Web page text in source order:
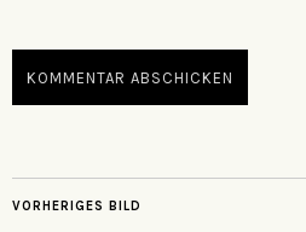
VORHERIGES BILD